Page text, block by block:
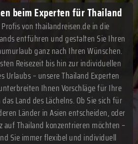
beim Experten für Thailand
von thailandreisen.de in die
entführen und gestalten Sie Ihren
ganz nach Ihren Wünschen.
Reisezeit bis hin zur individuellen
Urlaubs – unsere Thailand Experten
Ihnen Vorschläge für Ihre
Land des Lächelns. Ob Sie sich für
Länder in Asien entscheiden, oder
auf Thailand konzentrieren möchten –
Sie immer flexibel und individuell